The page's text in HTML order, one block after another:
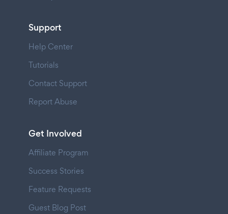
Support
Help Center
Tutorials
Contact Support
Report Abuse
Get Involved
Affiliate Program
Success Stories
Feature Requests
Guest Blog Post